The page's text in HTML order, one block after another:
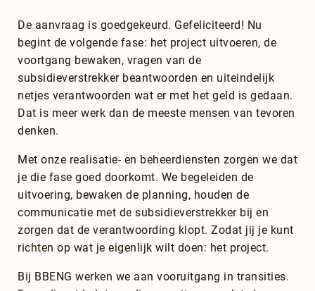
De aanvraag is goedgekeurd. Gefeliciteerd! Nu
begint de volgende fase: het project uitvoeren, de
voortgang bewaken, vragen van de
subsidieverstrekker beantwoorden en uiteindelijk
netjes verantwoorden wat er met het geld is gedaan.
Dat is meer werk dan de meeste mensen van tevoren
denken.
Met onze realisatie- en beheerdiensten zorgen we dat
je die fase goed doorkomt. We begeleiden de
uitvoering, bewaken de planning, houden de
communicatie met de subsidieverstrekker bij en
zorgen dat de verantwoording klopt. Zodat jij je kunt
richten op wat je eigenlijk wilt doen: het project.
Bij BBENG werken we aan vooruitgang in transities.